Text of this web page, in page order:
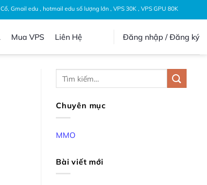
Gmail edu , hotmail edu số lượng lớn , VPS 30K , VPS GPU 80K
Mua VPS Liên Hệ Đăng nhập / Đăng ký
Chuyên mục
MMO
Bài viết mới